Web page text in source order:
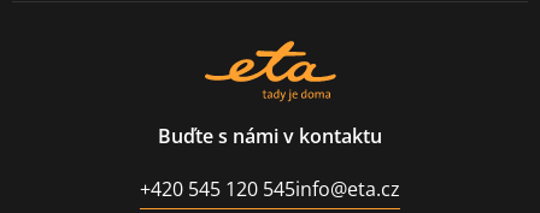
Buďte s námi v kontaktu
+420 545 120 545info@eta.cz